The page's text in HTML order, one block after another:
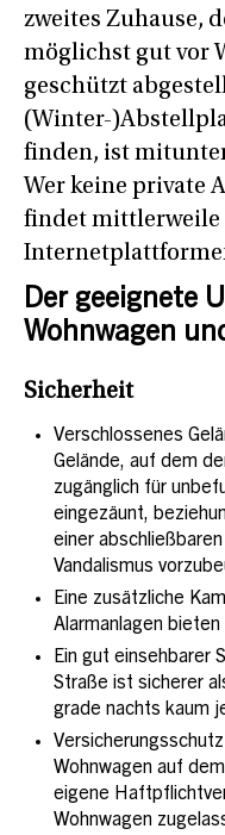
zweites Zuhause,
möglichst gut vor
geschützt
(Winter-
finden, ist
Wer keine private
findet mittlerweile
Der geeignete
Wohnwagen
Sicherheit
Verschlossenes
Gelände, auf dem
zugänglich für
eingezäunt,
einer
Vandalismus
Eine zusätzliche
Alarmanlagen
Ein gut einsehbarer
Straße ist sicherer
grade nachts kaum
Wohnwagen auf
eigene
Wohnwagen